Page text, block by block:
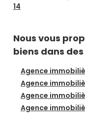
14
Nous vous
biens dans
Agence
Agence
Agence
Agence